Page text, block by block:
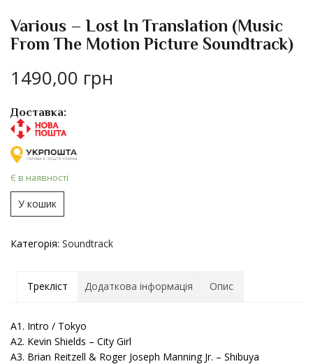
Various – Lost In Translation (Music
From The Motion Picture Soundtrack)
1490,00 грн
Доставка:
Є в наявності
У кошик
Категорія: Soundtrack
Трекліст Додаткова інформація Опис
A1. Intro / Tokyo
A2. Kevin Shields – City Girl
A3. Brian Reitzell & Roger Joseph Manning Jr. – Shibuya